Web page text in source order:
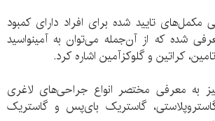
تایید شده برای افراد دارای کمبود
شده که از آن‌جمله می‌توان به آمینواسید
کراتین و گلوکزآمین اشاره کرد.
به معرفی مختصر انواع جراحی‌های لاغری
گاستریک بای‌پس و گاستریک